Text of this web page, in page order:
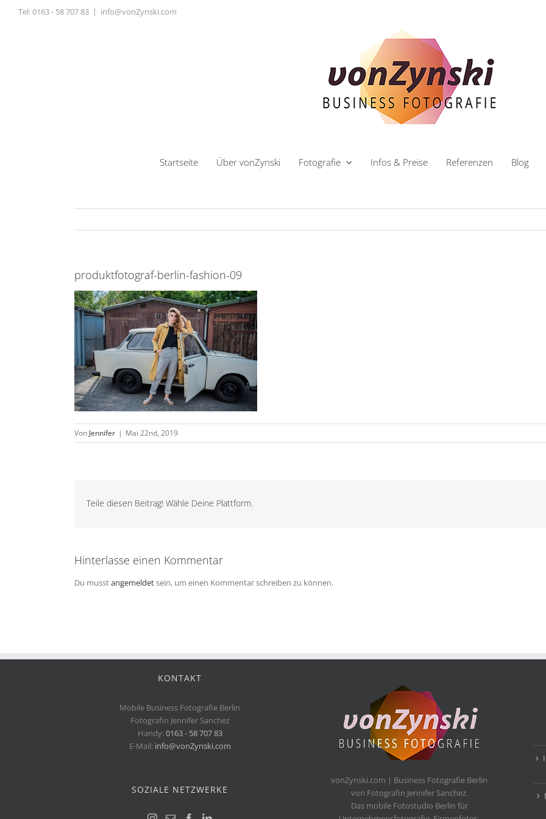
Inhalt
Tel:0163 - 58 707 83 | info@vonZynski.com
Startseite Über vonZynski Fotografie Infos & Preise Referenzen Blog
produktfotograf-berlin-fashion-09
Von Jennifer | Mai 22nd, 2019
Teile diesen Beitrag! Wähle Deine Plattform.
Hinterlasse einen Kommentar
Du musstangemeldetsein, um einen Kommentar schreiben zu können.
KONTAKT
Mobile Business Fotografie Berlin
Fotografin Jennifer Sanchez
Handy:0163 - 58 707 83
E-Mail: info@vonZynski.com
SOZIALE NETZWERKE
vonZynski.com | Business Fotografie Berlin
von Fotografin Jennifer Sanchez.
Das mobile Fotostudio Berlin für